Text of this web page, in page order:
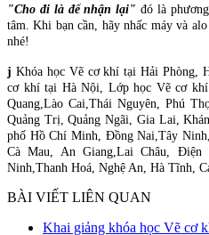
"Cho đi là để nhận lại"đó là
tâm. Khi bạn cần, hãy nhấc máy và
nhé!
j Khóa học Vẽ cơ khí tại Hải Phòng,
cơ khí tại Hà Nội, Lớp học Vẽ cơ
Quang,Lào Cai,Thái Nguyên, Phú
Quảng Trị, Quảng Ngãi, Gia Lai,
phố Hồ Chí Minh, Đồng Nai,Tây
Cà Mau, An Giang,Lai Châu,
Ninh,Thanh Hoá, Nghệ An, Hà Tĩnh,
BÀI VIẾT LIÊN QUAN
Khai giảng khóa học Vẽ cơ